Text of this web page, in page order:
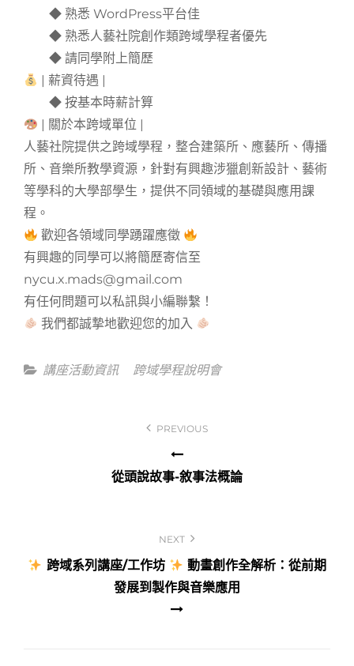
◆ 熟悉 WordPress平台佳
◆ 熟悉人藝社院創作類跨域學程者優先
◆ 請同學附上簡歷
| 薪資待遇 |
◆ 按基本時薪計算
| 關於本跨域單位 |
人藝社院提供之跨域學程，整合建築所、應藝所、傳播
所、音樂所教學資源，針對有興趣涉獵創新設計、藝術
等學科的大學部學生，提供不同領域的基礎與應用課
程。
歡迎各領域同學踴躍應徵
有興趣的同學可以將簡歷寄信至
nycu.x.mads@gmail.com
有任何問題可以私訊與小編聯繫！
我們都誠摯地歡迎您的加入
Categories
講座活動資訊 跨域學程說明會
PREVIOUS
從頭說故事-敘事法概論
NEXT
跨域系列講座/工作坊
動畫創作全解析：從前期
發展到製作與音樂應用